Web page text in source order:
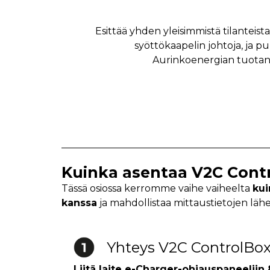
Esittää yhden yleisimmistä
syöttökaapelin johtoja, ja
Aurinkoenergian
Kuinka asentaa V2C
Tässä osiossa kerromme vaihe vaiheelta
kanssa ja mahdollistaa mittaustietojen
Yhteys V2C